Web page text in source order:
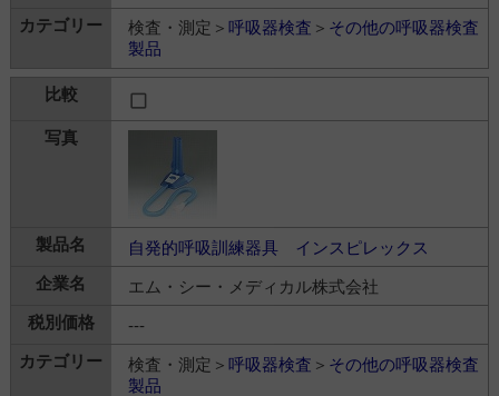
検査・測定＞ 呼吸器検査 ＞ その他の呼吸器検査
製品
自発的呼吸訓練器具 インスピレックス
エム・シー・メディカル株式会社
---
検査・測定＞ 呼吸器検査 ＞ その他の呼吸器検査
製品